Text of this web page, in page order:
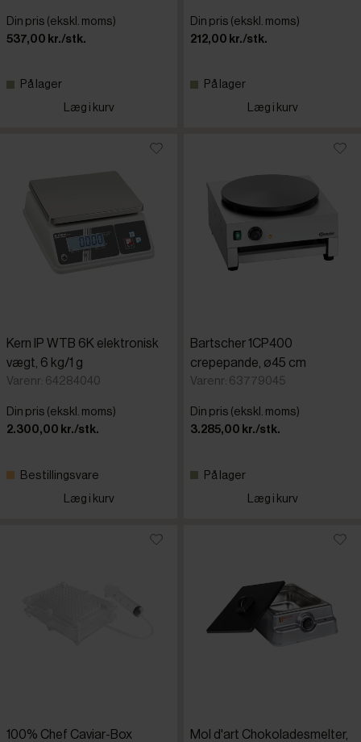
Din pris (ekskl. moms)
537,00 kr./stk.
På lager
Læg i kurv
Din pris (ekskl. moms)
212,00 kr./stk.
På lager
Læg i kurv
Kern IP WTB 6K elektronisk
vægt, 6 kg/1 g
Varenr: 64284040
Din pris (ekskl. moms)
2.300,00 kr./stk.
Bestillingsvare
Læg i kurv
Bartscher 1CP400
crepepande, ø45 cm
Varenr: 63779045
Din pris (ekskl. moms)
3.285,00 kr./stk.
På lager
Læg i kurv
100% Chef Caviar-Box
Mol d'art Chokoladesmelter,